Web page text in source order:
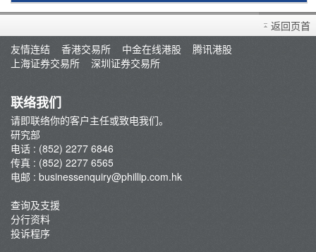
研究报告
智识拣股
市况评论
A股研报
返回页首
友情连结
香港交易所 中金在线港股
腾讯港股
上海证券交易所
深圳证券交易所
联络我们
请即联络你的客户主任或致电我们。
研究部
电话 : (852) 2277 6846
传真 : (852) 2277 6565
电邮 : businessenquiry@phillip.com.hk
查询及支援
分行资料
投诉程序